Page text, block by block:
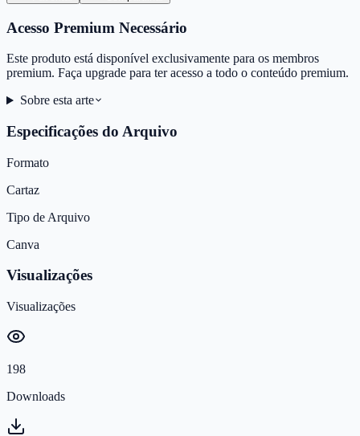
Acesso Premium Necessário
Este produto está disponível exclusivamente para os membros
premium. Faça upgrade para ter acesso a todo o conteúdo premium.
Sobre esta arte
Especificações do Arquivo
Formato
Cartaz
Tipo de Arquivo
Canva
Visualizações
Visualizações
198
Downloads